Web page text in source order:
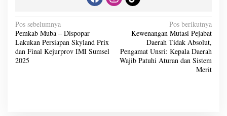
N
a
v
i
Pos sebelumnya
Pemkab Muba – Dispopar
Lakukan Persiapan Skyland Prix
dan Final Kejurprov IMI Sumsel
2025
Pos berikutnya
Kewenangan Mutasi Pejabat
Daerah Tidak Absolut,
Pengamat Unsri: Kepala Daerah
Wajib Patuhi Aturan dan Sistem
Merit